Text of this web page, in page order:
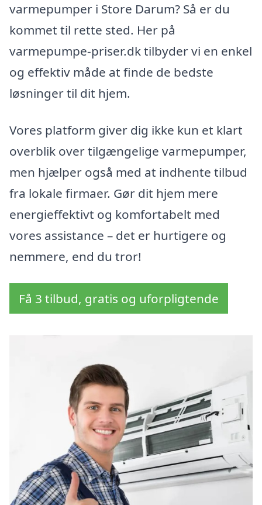
varmepumper i Store Darum? Så er du
kommet til rette sted. Her på
varmepumpe-priser.dk tilbyder vi en enkel
og effektiv måde at finde de bedste
løsninger til dit hjem.
Vores platform giver dig ikke kun et klart
overblik over tilgængelige varmepumper,
men hjælper også med at indhente tilbud
fra lokale firmaer. Gør dit hjem mere
energieffektivt og komfortabelt med
vores assistance – det er hurtigere og
nemmere, end du tror!
Få 3 tilbud, gratis og uforpligtende